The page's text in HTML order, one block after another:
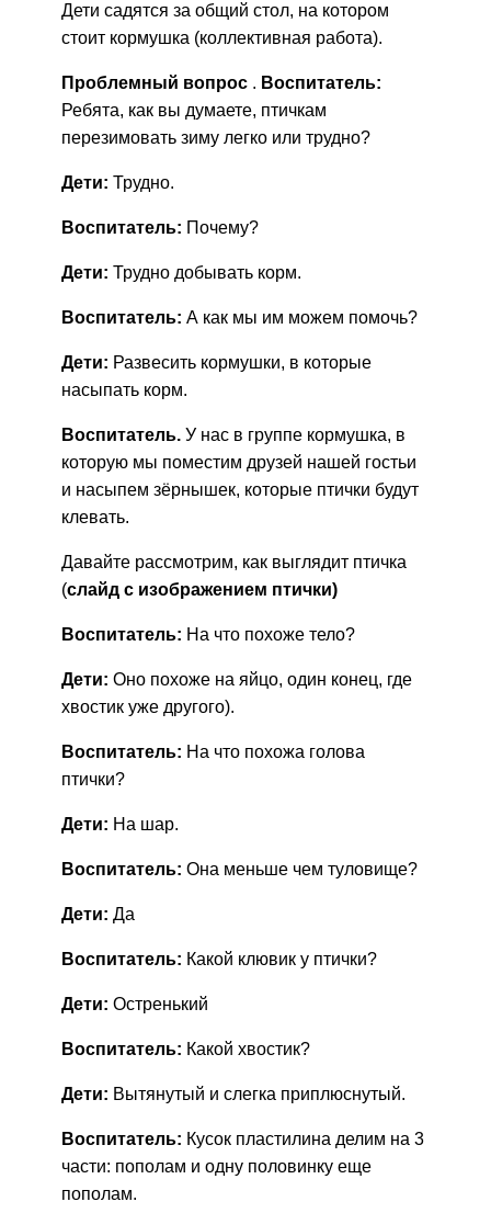
Дети садятся за общий стол, на котором
стоит кормушка (коллективная работа).
Проблемный вопрос . Воспитатель:
Ребята, как вы думаете, птичкам
перезимовать зиму легко или трудно?
Дети: Трудно.
Воспитатель: Почему?
Дети: Трудно добывать корм.
Воспитатель: А как мы им можем помочь?
Дети: Развесить кормушки, в которые
насыпать корм.
Воспитатель. У нас в группе кормушка, в
которую мы поместим друзей нашей гостьи
и насыпем зёрнышек, которые птички будут
клевать.
Давайте рассмотрим, как выглядит птичка
(слайд с изображением птички)
Воспитатель: На что похоже тело?
Дети: Оно похоже на яйцо, один конец, где
хвостик уже другого).
Воспитатель: На что похожа голова
птички?
Дети: На шар.
Воспитатель: Она меньше чем туловище?
Дети: Да
Воспитатель: Какой клювик у птички?
Дети: Остренький
Воспитатель: Какой хвостик?
Дети: Вытянутый и слегка приплюснутый.
Воспитатель: Кусок пластилина делим на 3
части: пополам и одну половинку еще
пополам.